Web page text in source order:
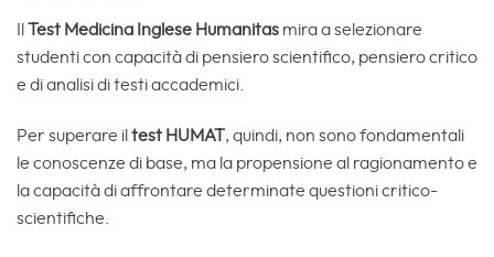
Test Medicina Inglese Humanitas mira a selezionare
studenti con capacità di pensiero scientifico, pensiero critico
e di analisi di testi accademici.
Per superare iltest HUMAT, quindi, non sono fondamentali
le conoscenze di base, ma la propensione al ragionamento e
la capacità di affrontare determinate questioni critico-
scientifiche.